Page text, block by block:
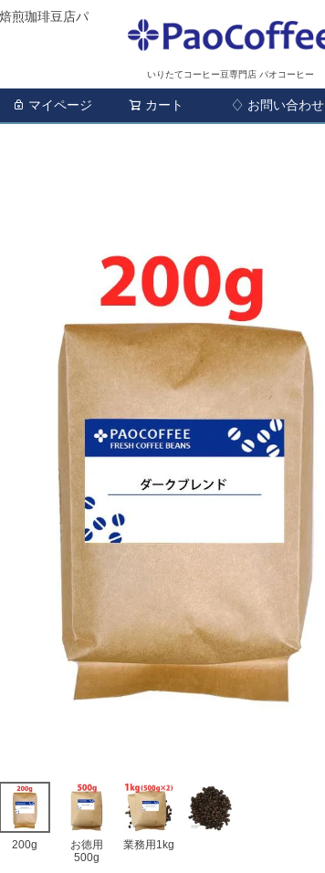
煎珈琲豆店パ
いりたてコーヒー豆専門店 パオコーヒー
マイページ カート ♢ お問い合わせ
検索
200g
お徳用
500g
業務用1kg